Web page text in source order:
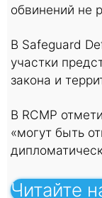
обвинений не
В Safeguard
участки
закона и
В RCMP
«могут быть
Читайте